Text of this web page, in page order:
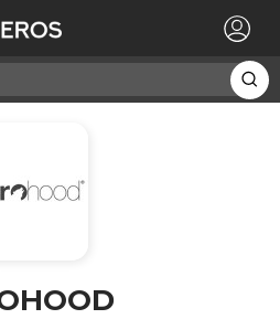
×
guardar productos en tu